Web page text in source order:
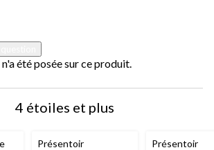
été posée sur ce produit.
été posée sur ce produit.
4 étoiles et plus
Présentoir
Présentoir